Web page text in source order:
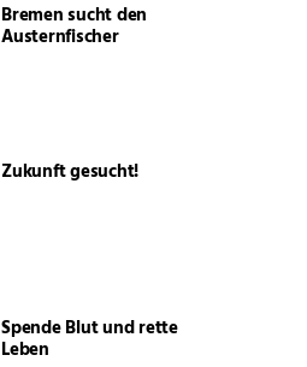
Bremen sucht den
Austernfischer
Zukunft gesucht!
Spende Blut und rette
Leben